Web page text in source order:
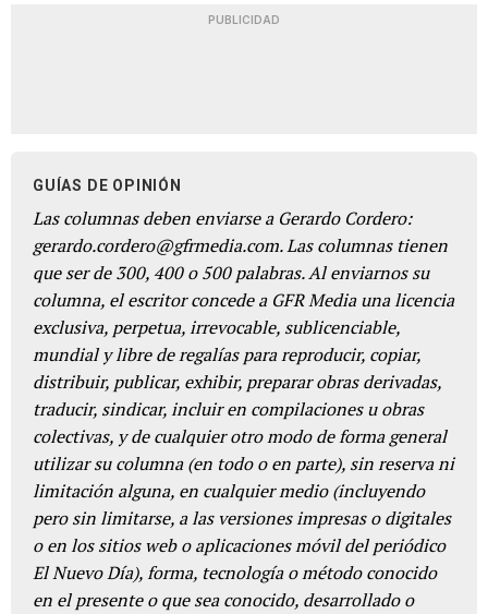
PUBLICIDAD
GUÍAS DE OPINIÓN
Las columnas deben enviarse a Gerardo Cordero:
gerardo.cordero@gfrmedia.com. Las columnas tienen
que ser de 300, 400 o 500 palabras. Al enviarnos su
columna, el escritor concede a GFR Media una licencia
exclusiva, perpetua, irrevocable, sublicenciable,
mundial y libre de regalías para reproducir, copiar,
distribuir, publicar, exhibir, preparar obras derivadas,
traducir, sindicar, incluir en compilaciones u obras
colectivas, y de cualquier otro modo de forma general
utilizar su columna (en todo o en parte), sin reserva ni
limitación alguna, en cualquier medio (incluyendo
pero sin limitarse, a las versiones impresas o digitales
o en los sitios web o aplicaciones móvil del periódico
El Nuevo Día), forma, tecnología o método conocido
en el presente o que sea conocido, desarrollado o